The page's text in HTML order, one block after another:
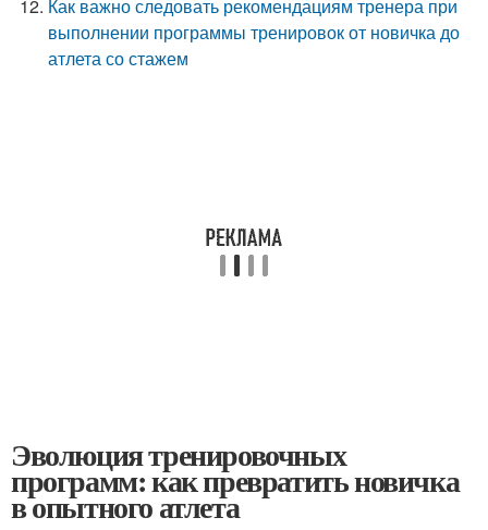
Как важно следовать рекомендациям тренера при
выполнении программы тренировок от новичка до
атлета со стажем
Эволюция тренировочных
программ: как превратить новичка
в опытного атлета